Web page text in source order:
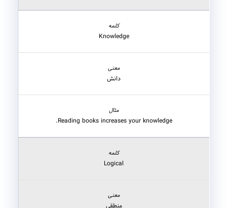
Knowledge
دانش
Reading books increases your knowledge.
Logical